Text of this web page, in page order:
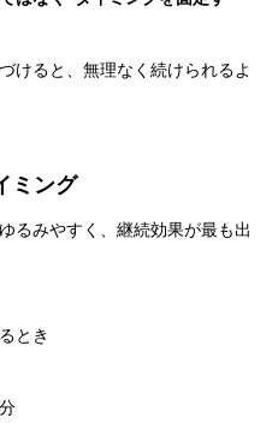
けると、無理なく続けられるよ
ミング
るみやすく、継続効果が最も出
とき